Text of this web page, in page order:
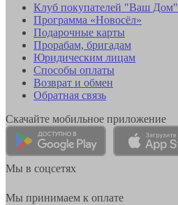
Клуб покупателей "Ваш Дом"
Программа «Новосёл»
Подарочные карты
Прорабам, бригадам
Юридическим лицам
Способы оплаты
Возврат и обмен
Обратная связь
Скачайте мобильное приложение
Мы в соцсетях
Мы принимаем к оплате